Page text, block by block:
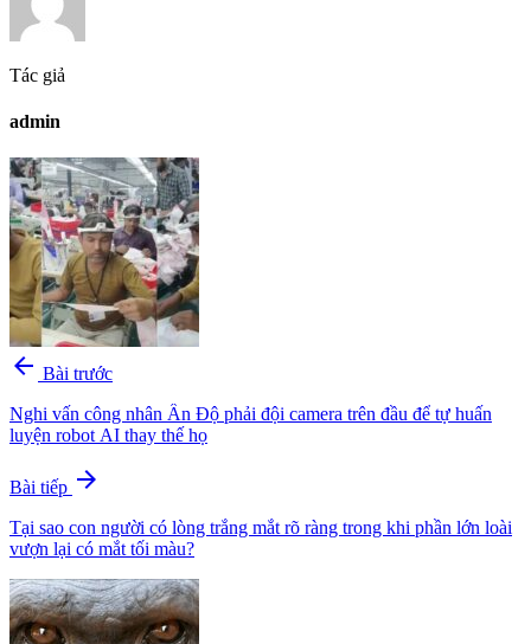
Tác giả
admin
arrow_back Bài trước
Nghi vấn công nhân Ấn Độ phải đội camera trên đầu để tự huấn
luyện robot AI thay thế họ
Bài tiếp arrow_forward
Tại sao con người có lòng trắng mắt rõ ràng trong khi phần lớn loài
vượn lại có mắt tối màu?